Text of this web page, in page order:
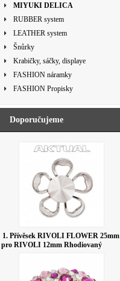
MIYUKI DELICA
RUBBER system
LEATHER system
Šnůrky
Krabičky, sáčky, displaye
FASHION náramky
FASHION Propisky
Doporučujeme
1. Přívěsek RIVOLI FLOWER 25mm
pro RIVOLI 12mm Rhodiovaný